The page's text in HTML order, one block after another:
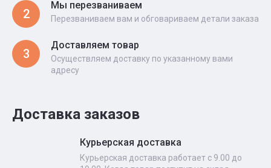
2
Мы перезваниваем
Перезваниваем вам и обговариваем детали заказа
3
Доставляем товар
Осуществляем доставку по указанному вами
адресу
Доставка заказов
Курьерская доставка
Курьерская доставка работает с 9.00 до